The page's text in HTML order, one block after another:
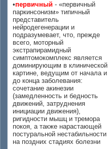
•первичный - «первичный
паркинсонизм» типичный
представитель
нейродегенерации и
подразумевает, что, прежде
всего, моторный
экстрапирамидный
симптомокомплекс является
доминирующим в клинической
картине, ведущим от начала и
до конца заболевания:
сочетание акинезии
(замедленность и бедность
движений, затруднения
инициации движения),
ригидности мышц и тремора
покоя, а также нарастающей
постуральной нестабильности
на поздних стадиях болезни